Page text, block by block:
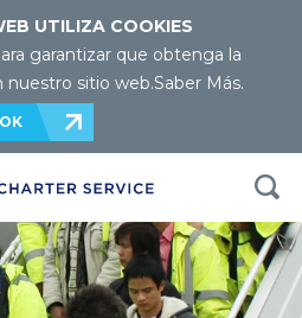
UTILIZA COOKIES
garantizar que obtenga la
nuestro sitio web.Saber Más.
OK